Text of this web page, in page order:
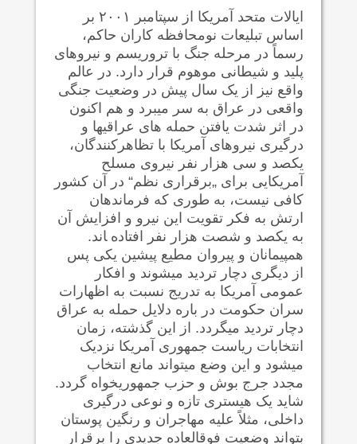
ایالات متحد آمریکا از سپتامبر ۲۰۰۱ بر
اساس تبلیعات نومحافظه کاران حاکم،
رسماً در مرحله جنگ با تروریسم و نیروهای
پلید و شیطانی موهوم قرار دارد. در عالم
واقع نیز از یک سال پیش در وضعیت جنگی
واقعی در عراق به سر می‍برد و هم اکنون
در اثر شدت یافتن حمله های عراقیها و
درگیری نیروهای آمریکا با تظاهرکنندگان،
یکصد و سی هزار نفر نیروی مسلح
آمریکایی برای „برقراری نظم“ در آن کشور
کافی نیست، به طوری که فرماندهان
ارتش به فکر تقویت این نیرو و افزایش آن
به یکصد و شصت هزار نفر افتاده ‍اند.
هم‍پیمانان و پیروان مطیع پیشین یکی پس
از دیگری دچار تردید می‍شوند و افکار
عمومی آمریکا به تدریج نسبت به اظهارات
سران حکومت در باره دلایل حمله به عراق
دچار تردید می‍گردد. از این گذشته، زمان
انتخابات ریاست جمهوری آمریکا نزدیک
می‍شود و این وضع می‍تواند مانع انتخاب
مجدد جرج بوش و حزب جمهوریخواه گردد.
شاید یک هیستری تازه و نوعی درگیری
داخلی، مثلاً علیه مهاجران و رنگین پوستان
بتواند وضعیت فوق‍العاده جدیدی را برقرار